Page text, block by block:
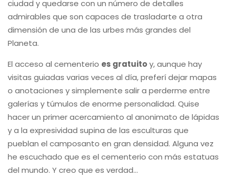
ciudad y quedarse con un número de detalles
admirables que son capaces de trasladarte a otra
dimensión de una de las urbes más grandes del
Planeta.
El acceso al cementerio es gratuitoy, aunque hay
visitas guiadas varias veces al día, preferí dejar mapas
o anotaciones y simplemente salir a perderme entre
galerías y túmulos de enorme personalidad. Quise
hacer un primer acercamiento al anonimato de lápidas
y a la expresividad supina de las esculturas que
pueblan el camposanto en gran densidad. Alguna vez
he escuchado que es el cementerio con más estatuas
del mundo. Y creo que es verdad…